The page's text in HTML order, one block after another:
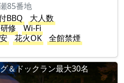
85番地
BBQ
大人数
修
Wi-Fi
花火OK
全館禁煙
＆ドックラン最大30名